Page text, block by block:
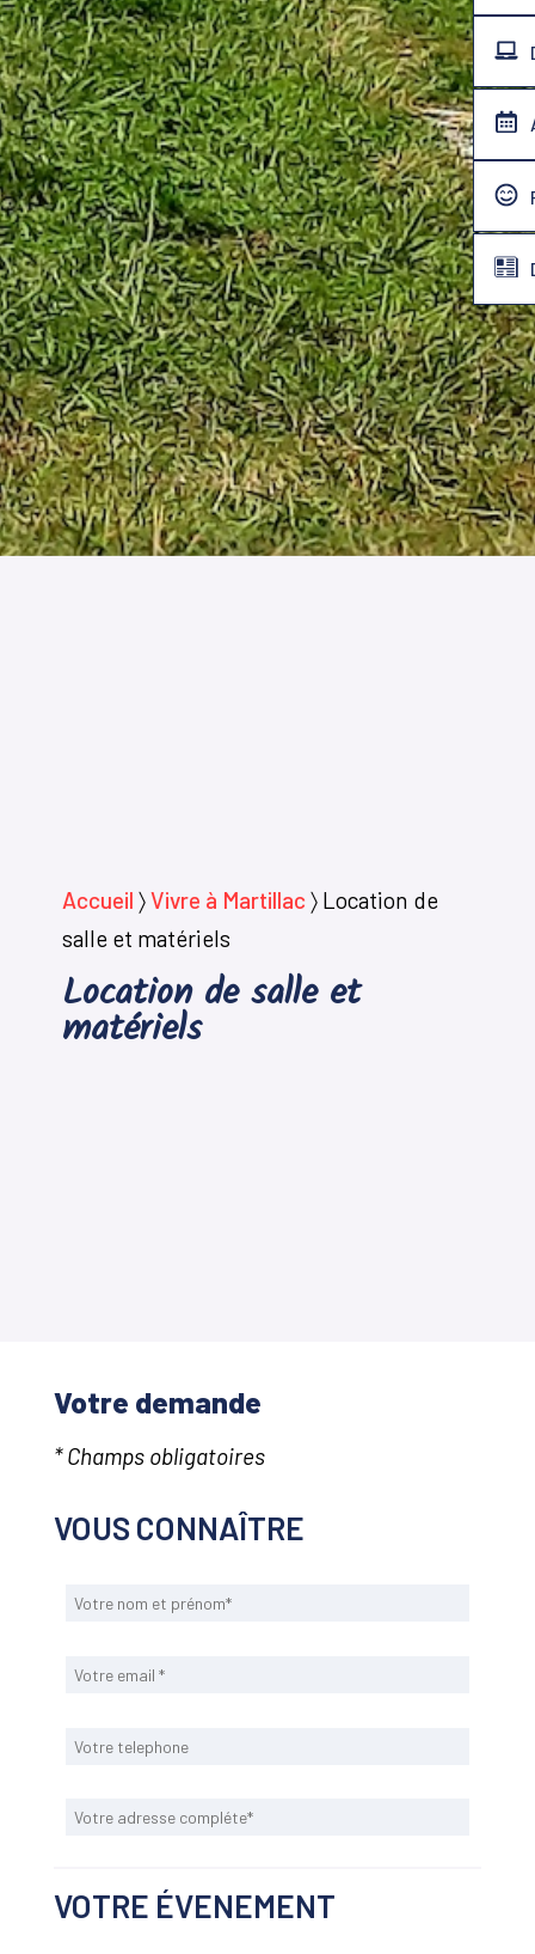
Accueil 〉Vivre à Martillac 〉 Location de
salle et matériels
Location de salle et
matériels
Votre demande
* Champs obligatoires
VOUS CONNAÎTRE
VOTRE ÉVENEMENT